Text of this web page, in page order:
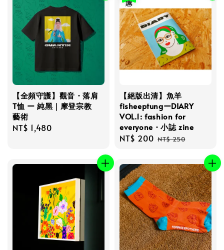
【全頻守護】觀音・落肩
T恤 ー 純黑｜摩登宗教
藝術
Regular
NT$ 1,480
【絕版出清】魚羊
fisheeptungーDIARY
VOL.1: fashion for
everyone・小誌 zine
Sale
NT$ 200 Regular
NT$ 250